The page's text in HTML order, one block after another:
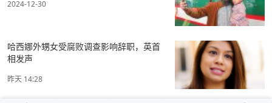
2024-12-30
哈西娜外甥女受腐败调查影响辞职，英首
相发声
昨天 14:28